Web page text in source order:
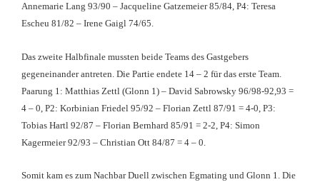
Annemarie Lang 93/90 – Jacqueline Gatzemeier 85/84, P4: Teresa
Escheu 81/82 – Irene Gaigl 74/65.
Das zweite Halbfinale mussten beide Teams des Gastgebers
gegeneinander antreten. Die Partie endete 14 – 2 für das erste Team.
Paarung 1: Matthias Zettl (Glonn 1) – David Sabrowsky 96/98-92,93 =
4 – 0, P2: Korbinian Friedel 95/92 – Florian Zettl 87/91 = 4-0, P3:
Tobias Hartl 92/87 – Florian Bernhard 85/91 = 2-2, P4: Simon
Kagermeier 92/93 – Christian Ott 84/87 = 4 – 0.
Somit kam es zum Nachbar Duell zwischen Egmating und Glonn 1. Die